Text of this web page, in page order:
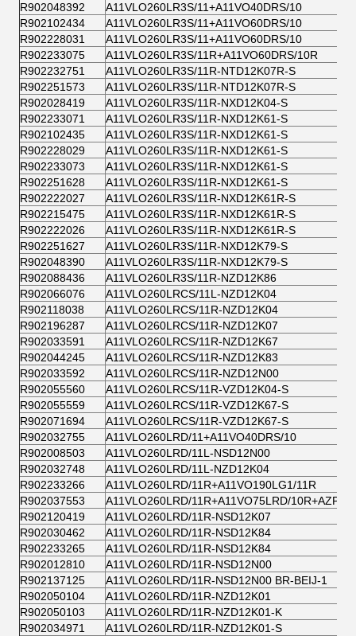
R902048392
A11VLO260LR3S/11+A11VO40DRS/10
R902102434
A11VLO260LR3S/11+A11VO60DRS/10
R902228031
A11VLO260LR3S/11+A11VO60DRS/10
R902233075
A11VLO260LR3S/11R+A11VO60DRS/10R
R902232751
A11VLO260LR3S/11R-NTD12K07R-S
R902251573
A11VLO260LR3S/11R-NTD12K07R-S
R902028419
A11VLO260LR3S/11R-NXD12K04-S
R902233071
A11VLO260LR3S/11R-NXD12K61-S
R902102435
A11VLO260LR3S/11R-NXD12K61-S
R902228029
A11VLO260LR3S/11R-NXD12K61-S
R902233073
A11VLO260LR3S/11R-NXD12K61-S
R902251628
A11VLO260LR3S/11R-NXD12K61-S
R902222027
A11VLO260LR3S/11R-NXD12K61R-S
R902215475
A11VLO260LR3S/11R-NXD12K61R-S
R902222026
A11VLO260LR3S/11R-NXD12K61R-S
R902251627
A11VLO260LR3S/11R-NXD12K79-S
R902048390
A11VLO260LR3S/11R-NXD12K79-S
R902088436
A11VLO260LR3S/11R-NZD12K86
R902066076
A11VLO260LRCS/11L-NZD12K04
R902118038
A11VLO260LRCS/11R-NZD12K04
R902196287
A11VLO260LRCS/11R-NZD12K07
R902033591
A11VLO260LRCS/11R-NZD12K67
R902044245
A11VLO260LRCS/11R-NZD12K83
R902033592
A11VLO260LRCS/11R-NZD12N00
R902055560
A11VLO260LRCS/11R-VZD12K04-S
R902055559
A11VLO260LRCS/11R-VZD12K67-S
R902071694
A11VLO260LRCS/11R-VZD12K67-S
R902032755
A11VLO260LRD/11+A11VO40DRS/10
R902008503
A11VLO260LRD/11L-NSD12N00
R902032748
A11VLO260LRD/11L-NZD12K04
R902233266
A11VLO260LRD/11R+A11VO190LG1/11R
R902037553
A11VLO260LRD/11R+A11VO75LRD/10R+AZPN-
R902120419
A11VLO260LRD/11R-NSD12K07
R902030462
A11VLO260LRD/11R-NSD12K84
R902233265
A11VLO260LRD/11R-NSD12K84
R902012810
A11VLO260LRD/11R-NSD12N00
R902137125
A11VLO260LRD/11R-NSD12N00 BR-BEIJ-1
R902050104
A11VLO260LRD/11R-NZD12K01
R902050103
A11VLO260LRD/11R-NZD12K01-K
R902034971
A11VLO260LRD/11R-NZD12K01-S